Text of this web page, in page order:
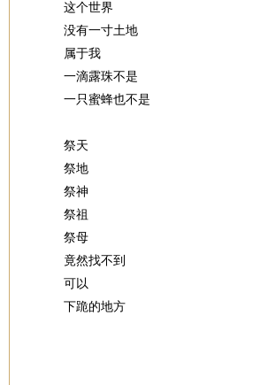
这个世界
没有一寸土地
属于我
一滴露珠不是
一只蜜蜂也不是
祭天
祭地
祭神
祭祖
祭母
竟然找不到
可以
下跪的地方